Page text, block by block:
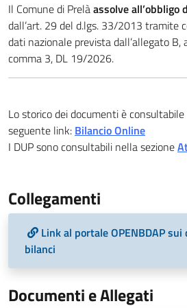
Il Comune di Prelàassolve all’obbligo
dall’art. 29 del d.lgs. 33/2013 tramite
dati nazionale prevista dall’allegato B,
comma 3, DL 19/2026.
Lo storico dei documenti è
seguente link: Bilancio Online
I DUP sono consultabili nella sezione
Collegamenti
Link al portale OPENBDAP
bilanci
Documenti e Allegati